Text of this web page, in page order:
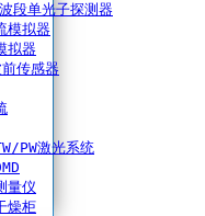
段单光子探测器
模拟器
拟器
传感器
PW激光系统
量仪
燥柜